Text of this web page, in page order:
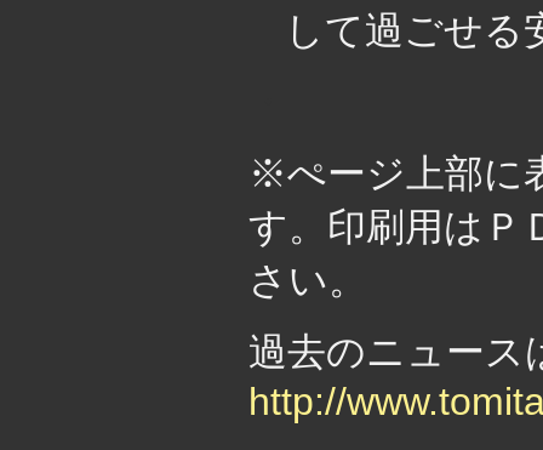
して過ごせる
※ぺージ上部に
す。印刷用はＰ
さい。
過去のニュ
http://